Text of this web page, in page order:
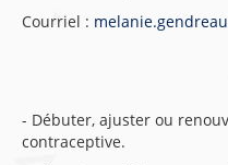
Courriel :
- Débuter, ajuster ou
contraceptive.